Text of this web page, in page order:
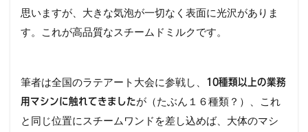
思いますが、大きな気泡が一切なく表面に光沢がありま
す。これが高品質なスチームドミルクです。
筆者は全国のラテアート大会に参戦し、
10種類以上の業務
用マシンに触れてきましたが（たぶん１６種類？）、これ
と同じ位置にスチームワンドを差し込めば、大体のマシ